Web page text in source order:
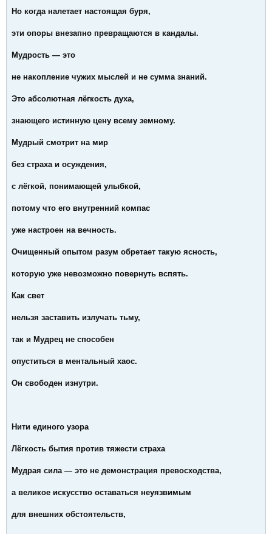
Но когда налетает настоящая буря,
эти опоры внезапно превращаются в кандалы.
Мудрость — это
не накопление чужих мыслей и не сумма знаний.
Это абсолютная лёгкость духа,
знающего истинную цену всему земному.
Мудрый смотрит на мир
без страха и осуждения,
с лёгкой, понимающей улыбкой,
потому что его внутренний компас
уже настроен на вечность.
Очищенный опытом разум обретает такую ясность,
которую уже невозможно повернуть вспять.
Как свет
нельзя заставить излучать тьму,
так и Мудрец не способен
опуститься в ментальный хаос.
Он свободен изнутри.
Нити единого узора
Лёгкость бытия против тяжести страха
Мудрая сила — это не демонстрация превосходства,
а великое искусство оставаться неуязвимым
для внешних обстоятельств,